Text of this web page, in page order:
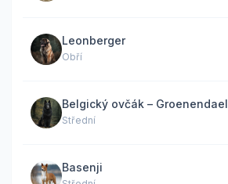
Leonberger
Obří
Belgický ovčák – Groenendael
Střední
Basenji